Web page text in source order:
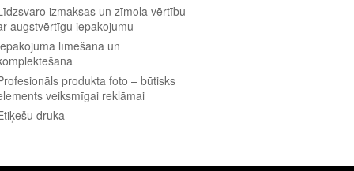
izmaksas un zīmola vērtību
augstvērtīgu iepakojumu
līmēšana un
produkta foto – būtisks
veiksmīgai reklāmai
druka